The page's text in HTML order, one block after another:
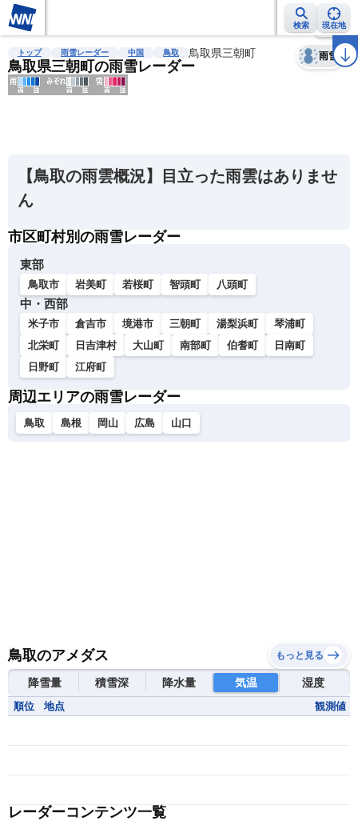
検索 現在地
雨雲レーダー 台風情報 地震情報 警報・注意報 2週間天気 ラ
トップ 雨雪レーダー 中国 鳥取 鳥取県三朝町
鳥取県三朝町の雨雪レーダー
雨雪
天気 台風
【鳥取の雨雲概況】目立った雨雲はありませ
ん
市区町村別の雨雪レーダー
東部
鳥取市 岩美町 若桜町 智頭町 八頭町
中・西部
米子市 倉吉市 境港市 三朝町 湯梨浜町
琴浦町
北栄町
日吉津村 大山町 南部町 伯耆町
日南町
日野町
江府町
周辺エリアの雨雪レーダー
鳥取 島根 岡山 広島 山口
鳥取のアメダス もっと見る
降雪量 積雪深 降水量 気温 湿度
順位 地点 観測値
レーダーコンテンツ一覧